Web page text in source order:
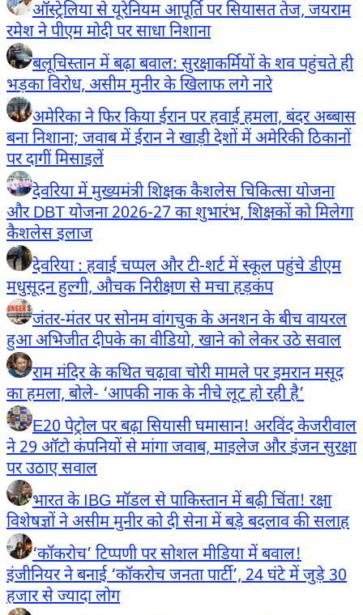
ऑस्ट्रेलिया से यूरेनियम आपूर्ति पर सियासत तेज, जयराम
रमेश ने पीएम मोदी पर साधा निशाना
बलूचिस्तान में बढ़ा बवाल: सुरक्षाकर्मियों के शव पहुंचते ही
भड़का विरोध, असीम मुनीर के खिलाफ लगे नारे
अमेरिका ने फिर किया ईरान पर हवाई हमला, बंदर अब्बास
बना निशाना; जवाब में ईरान ने खाड़ी देशों में अमेरिकी ठिकानों
पर दागीं मिसाइलें
देवरिया में मुख्यमंत्री शिक्षक कैशलेस चिकित्सा योजना
और DBT योजना 2026-27 का शुभारंभ, शिक्षकों को मिलेगा
कैशलेस इलाज
देवरिया : हवाई चप्पल और टी-शर्ट में स्कूल पहुंचे डीएम
मधुसूदन हुल्गी, औचक निरीक्षण से मचा हड़कंप
जंतर-मंतर पर सोनम वांगचुक के अनशन के बीच वायरल
हुआ अभिजीत दीपके का वीडियो, खाने को लेकर उठे सवाल
राम मंदिर के कथित चढ़ावा चोरी मामले पर इमरान मसूद
का हमला, बोले- ‘आपकी नाक के नीचे लूट हो रही है’
E20 पेट्रोल पर बढ़ा सियासी घमासान! अरविंद केजरीवाल
ने 29 ऑटो कंपनियों से मांगा जवाब, माइलेज और इंजन सुरक्षा
पर उठाए सवाल
भारत के IBG मॉडल से पाकिस्तान में बढ़ी चिंता! रक्षा
विशेषज्ञों ने असीम मुनीर को दी सेना में बड़े बदलाव की सलाह
‘कॉकरोच’ टिप्पणी पर सोशल मीडिया में बवाल!
इंजीनियर ने बनाई ‘कॉकरोच जनता पार्टी’, 24 घंटे में जुड़े 30
हजार से ज्यादा लोग